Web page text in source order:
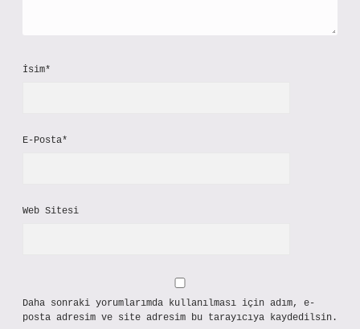
İsim*
E-Posta*
Web Sitesi
Daha sonraki yorumlarımda kullanılması için adım, e-
posta adresim ve site adresim bu tarayıcıya kaydedilsin.